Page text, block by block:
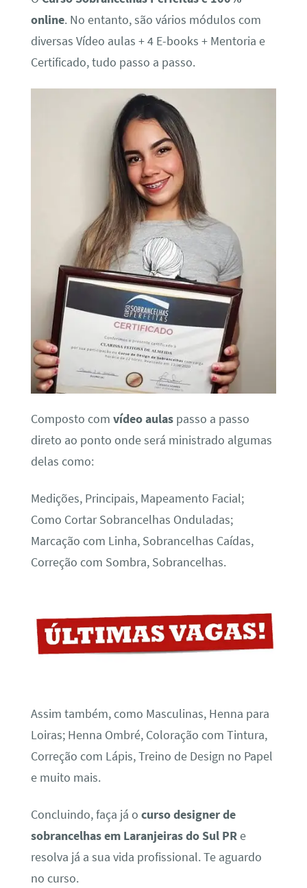
online. No entanto, são vários módulos com
diversas Vídeo aulas + 4 E-books + Mentoria e
Certificado, tudo passo a passo.
Composto com vídeo aulaspasso a passo
direto ao ponto onde será ministrado algumas
delas como:
Medições, Principais, Mapeamento Facial;
Como Cortar Sobrancelhas Onduladas;
Marcação com Linha, Sobrancelhas Caídas,
Correção com Sombra, Sobrancelhas.
Assim também, como Masculinas, Henna para
Loiras; Henna Ombré, Coloração com Tintura,
Correção com Lápis, Treino de Design no Papel
e muito mais.
Concluindo, faça já o curso designer de
sobrancelhas em Laranjeiras do Sul PRe
resolva já a sua vida profissional. Te aguardo
no curso.